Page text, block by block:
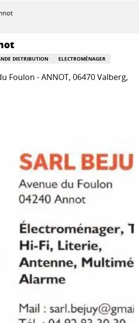
DISTRIBUTION ELECTROMÉNAGER
Foulon - ANNOT, 06470 Valberg,
favoris